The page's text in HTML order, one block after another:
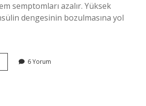
semptomları azalır. Yüksek
dengesinin bozulmasına yol
6 Yorum